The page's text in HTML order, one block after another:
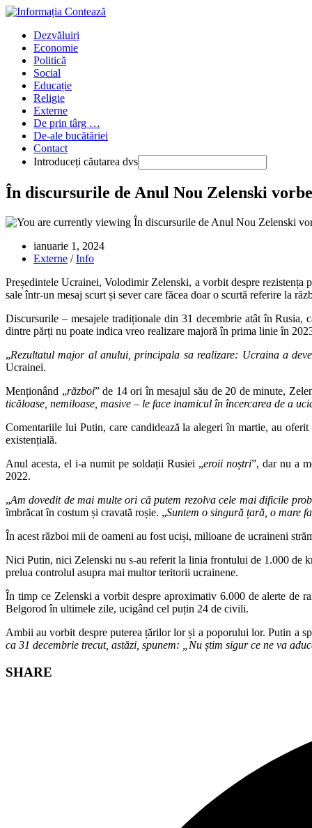
Skip
content
Main
Menu
Dezvăluiri
Economie
Politică
Social
Educație
Religie
Externe
De prin târg …
De-ale bucătăriei
Contact
Introduceți căutarea dvs
Press
Escape
close
Main
Menu
În discursurile de Anul Nou Zelenski
Publicat:
ianuarie 1, 2024
Categorie:
Externe / Info
Președintele Ucrainei, Volodimir Zelenski, a vorbit despre
sale într-un mesaj scurt și sever care făcea doar o scurtă referire la
Discursurile – mesajele tradiționale din 31 decembrie atât în
dintre părți nu poate indica vreo realizare majoră în prima linie în
„Rezultatul major al anului, principala sa realizare: Ucraina a
Ucrainei.
Menționând „război” de 14 ori în mesajul său de 20 de minute,
ticăloase, nemiloase, masive – le face inamicul în încercarea de a
Comentariile lui Putin, care candidează la alegeri în martie, au
existențială.
Anul acesta, el i-a numit pe soldații Rusiei „eroii noștri”, dar nu a
2022.
„Am dovedit de mai multe ori că putem rezolva cele mai dificile
îmbrăcat în costum și cravată roșie. „Suntem o singură țară, o mare
În acest război mii de oameni au fost uciși, milioane de ucraineni
Nici Putin, nici Zelenski nu s-au referit la linia frontului de 1.000 de
prelua controlul asupra mai multor teritorii ucrainene.
În timp ce Zelenski a vorbit despre aproximativ 6.000 de alerte de
Belgorod în ultimele zile, ucigând cel puțin 24 de civili.
Ambii au vorbit despre puterea țărilor lor și a poporului lor. Putin a
ca 31 decembrie trecut, astăzi, spunem: „Nu știm sigur ce ne va
SHARE